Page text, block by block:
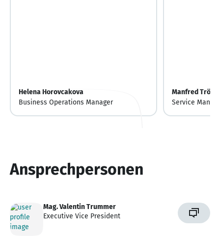
Helena Horovcakova
Business Operations Manager
Manfred
Service
Ansprechpersonen
Mag. Valentin Trummer
Executive Vice President